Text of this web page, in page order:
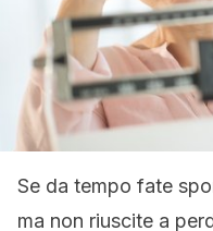
Se da tempo fate
ma non riuscite a